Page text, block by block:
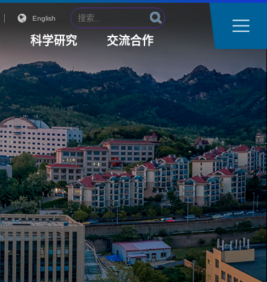
English
科学研究 交流合作